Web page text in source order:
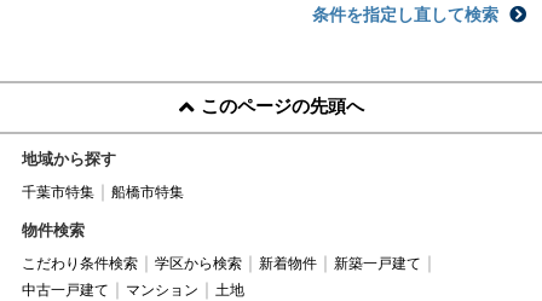
条件を指定し直して検索
このページの先頭へ
地域から探す
千葉市特集 船橋市特集
物件検索
こだわり条件検索 学区から検索 新着物件
新築一戸建て
中古一戸建て
マンション 土地